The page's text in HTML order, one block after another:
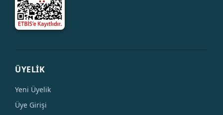
ÜYELİK
Yeni Üyelik
Üye Girişi